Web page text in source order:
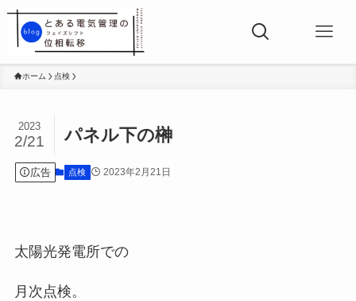
ホーム 点検
パネル下の榊
2023
2/21
広告 点検 2023年2月21日
太陽光発電所での
月次点検。